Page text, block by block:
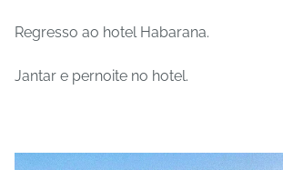
Regresso ao hotel Habarana.
Jantar e pernoite no hotel.